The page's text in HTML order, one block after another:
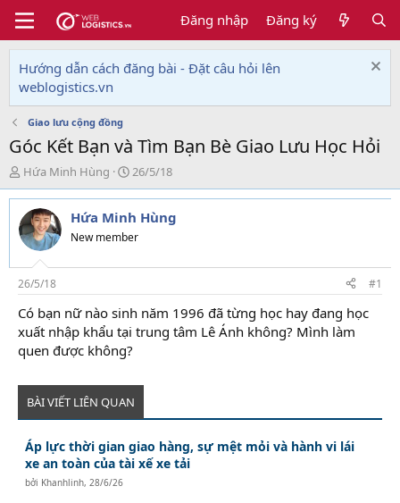
Đăng nhập Đăng ký
Hướng dẫn cách đăng bài - Đặt câu hỏi lên
weblogistics.vn
Giao lưu cộng đồng
Góc Kết Bạn và Tìm Bạn Bè Giao Lưu Học Hỏi
T
h
r
e
a
d
s
t
a
r
t
e
r
Hứa Minh Hùng
N
g
à
y
g
i
26/5/18
Hứa Minh Hùng
New member
26/5/18 #1
Có bạn nữ nào sinh năm 1996 đã từng học hay đang học
xuất nhập khẩu tại trung tâm Lê Ánh không? Mình làm
quen được không?
BÀI VIẾT LIÊN QUAN
Áp lực thời gian giao hàng, sự mệt mỏi và hành vi lái
xe an toàn của tài xế xe tải
bởi Khanhlinh, 28/6/26